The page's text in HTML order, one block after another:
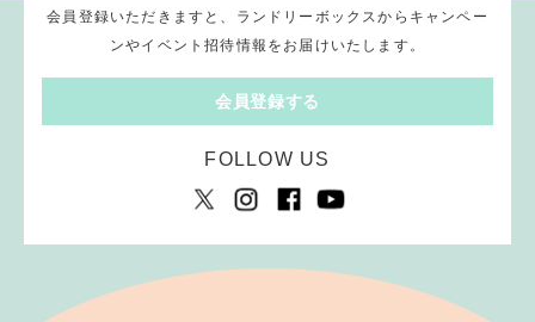
会員登録いただきますと、ランドリーボックスからキャンペー
ンやイベント招待情報をお届けいたします。
会員登録する
FOLLOW US